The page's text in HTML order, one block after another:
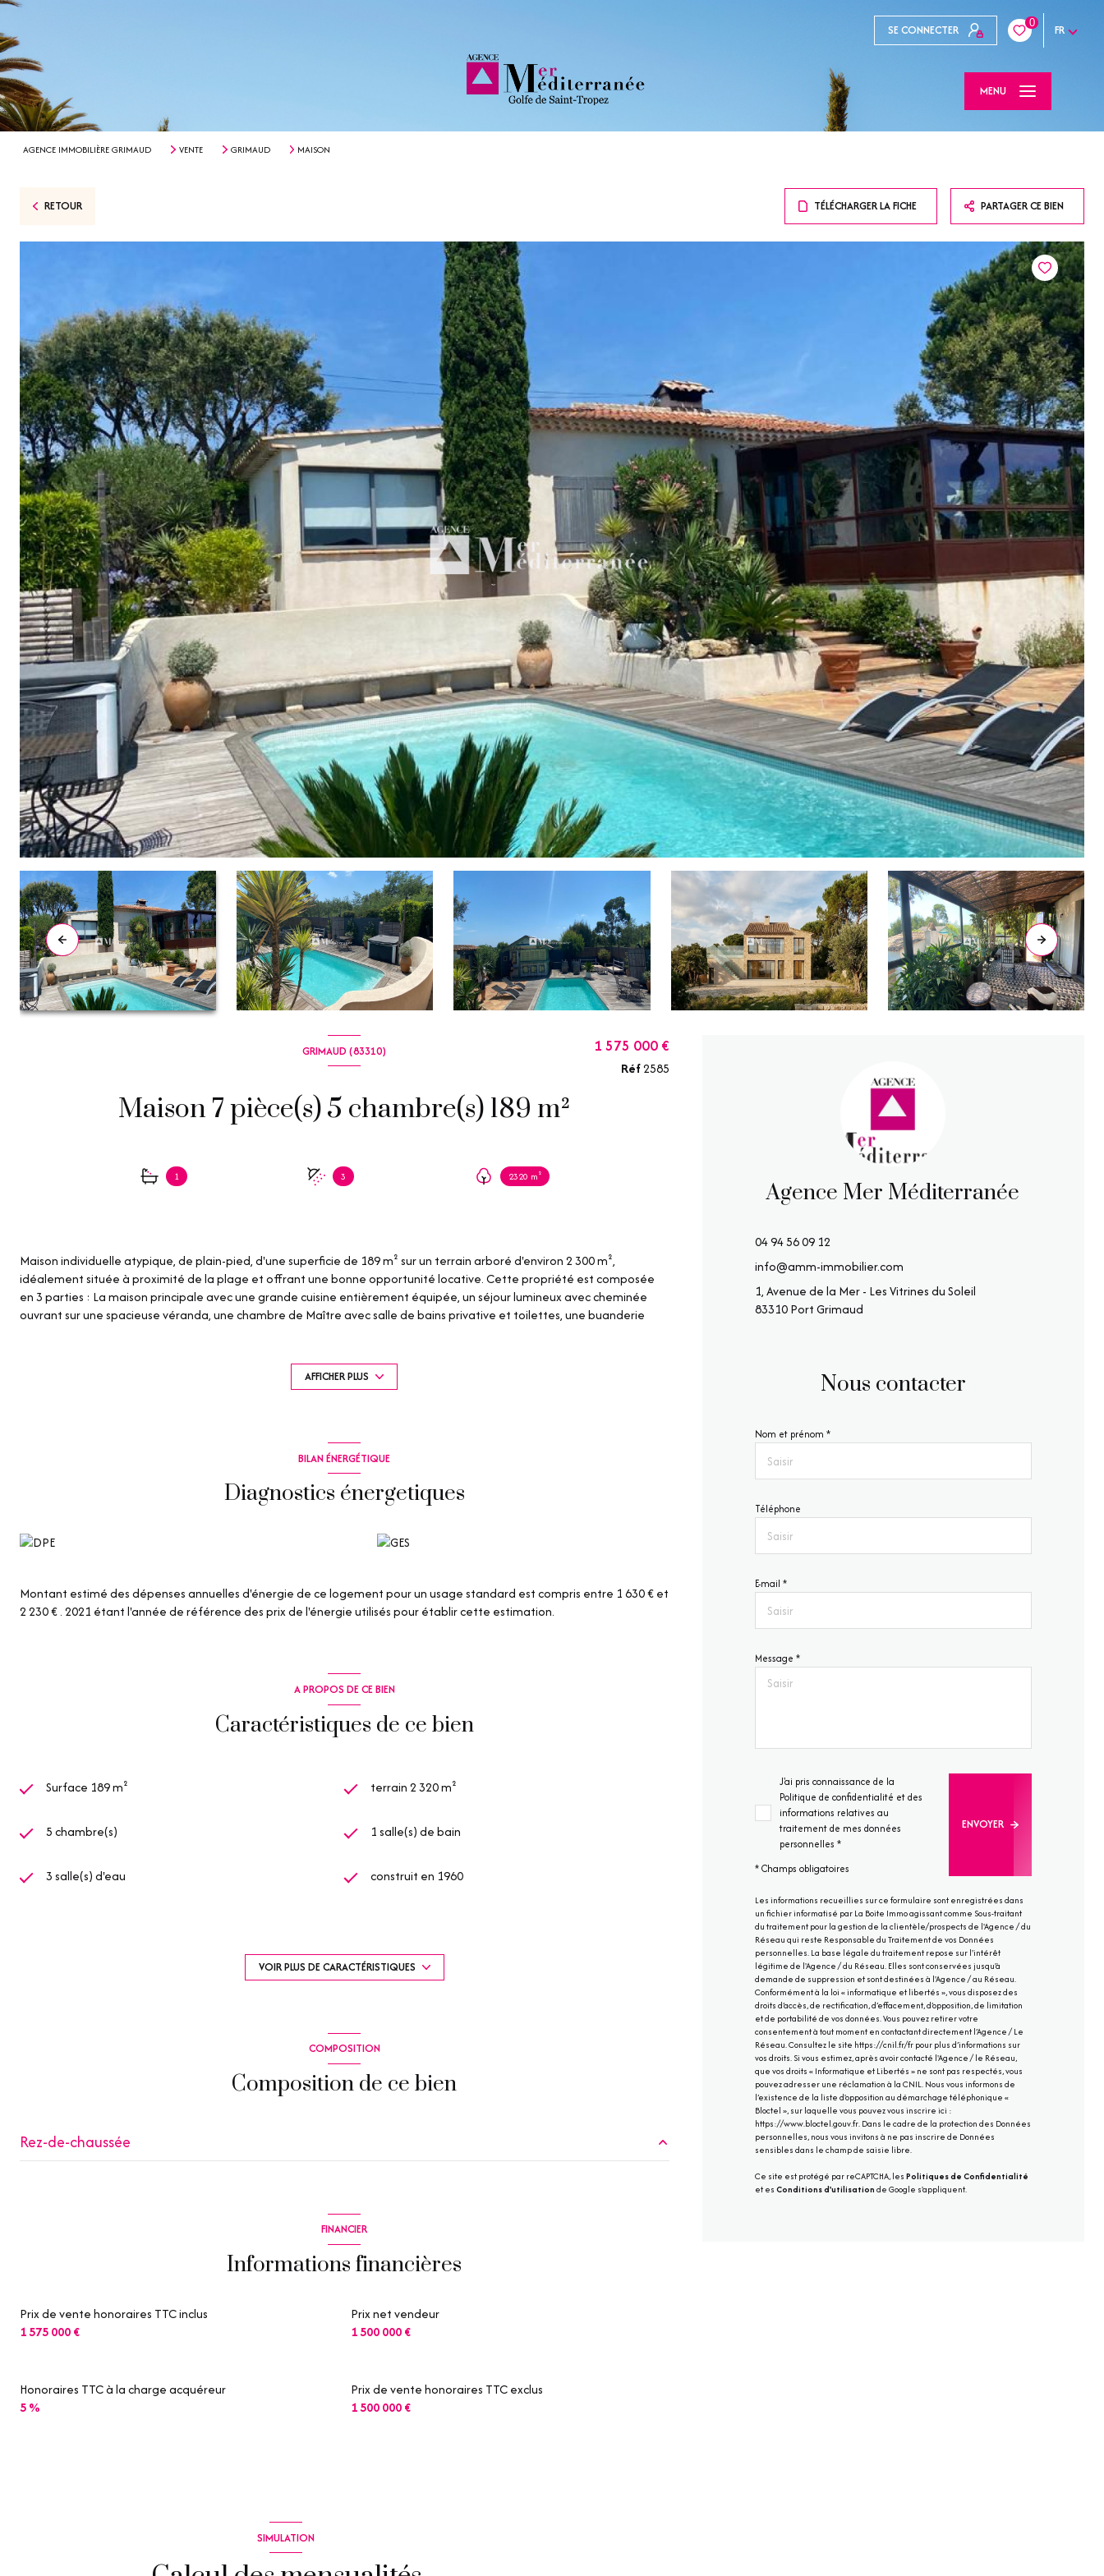
SE CONNECTER 0 FR
MENU
AGENCE IMMOBILIÈRE GRIMAUD VENTE GRIMAUD MAISON
RETOUR TÉLÉCHARGER LA FICHE PARTAGER CE BIEN
GRIMAUD (83310)
Maison 7 pièce(s) 5 chambre(s) 189 m²
1 3 2320 m²
1 575 000 €
Réf2585
Maison individuelle atypique, de plain-pied, d'une superficie de 189 m² sur un terrain arboré d'environ 2 300 m²,
idéalement située à proximité de la plage et offrant une bonne opportunité locative. Cette propriété est composée
en 3 parties : La maison principale avec une grande cuisine entièrement équipée, un séjour lumineux avec cheminée
ouvrant sur une spacieuse véranda, une chambre de Maître avec salle de bains privative et toilettes, une buanderie
des garages. La batisse principale peut bénéficier d'une agrandissement d'un 1er étage d'environ 130m² environ ainsi
qu d'une terrasse. La surface totale serait donc d'environ 320m².
15m² et 55 m², un potager, une cave et un forage complètent les nombreuses commodités offertes par cette
propriété. Équipée d'un portail électrique et d'un système de vidéo surveillance, cette maison assure votre tranquillité
Les informations sur les risques auxquels ce bien est exposé sont disponibles sur le site Géorisques :
Les informations sur les risques auxquels ce bien est exposé sont disponibles sur le site
AFFICHER PLUS
BILAN ÉNERGÉTIQUE
Diagnostics énergetiques
Montant estimé des dépenses annuelles d'énergie de ce logement pour un usage standard est compris entre 1 630 € et
2 230 € . 2021 étant l'année de référence des prix de l'énergie utilisés pour établir cette estimation.
A PROPOS DE CE BIEN
Caractéristiques de ce bien
Surface 189 m² terrain 2 320 m²
5 chambre(s) 1 salle(s) de bain
3 salle(s) d'eau construit en 1960
2 parking(s)
visiophone
VOIR PLUS DE CARACTÉRISTIQUES
COMPOSITION
Composition de ce bien
Rez-de-chaussée
salon/sejour
FINANCIER
Informations financières
Prix de vente honoraires TTC inclus
1 575 000 €
Prix net vendeur
1 500 000 €
Prix de vente honoraires TTC exclus
1 500 000 €
Honoraires TTC à la charge acquéreur
5 %
Agence Mer Méditerranée
04 94 56 09 12
info@amm-immobilier.com
1, Avenue de la Mer - Les Vitrines du Soleil
83310 Port Grimaud
Nous contacter
Nom et prénom *
Téléphone
E-mail *
Message *
J'ai pris connaissance de la
Politique de confidentialité et des
informations relatives au
traitement de mes données
personnelles *
* Champs obligatoires
ENVOYER
Les informations recueillies sur ce formulaire sont enregistrées dans
un fichier informatisé par La Boite Immo agissant comme Sous-traitant
du traitement pour la gestion de la clientèle/prospects de l'Agence / du
Réseau qui reste Responsable du Traitement de vos Données
personnelles. La base légale du traitement repose sur l'intérêt
légitime de l'Agence / du Réseau. Elles sont conservées jusqu'à
demande de suppression et sont destinées à l'Agence / au Réseau.
Conformément à la loi « informatique et libertés », vous disposez des
droits d’accès, de rectification, d’effacement, d’opposition, de limitation
et de portabilité de vos données. Vous pouvez retirer votre
consentement à tout moment en contactant directement l’Agence / Le
Réseau. Consultez le site https://cnil.fr/frpour plus d’informations sur
vos droits. Si vous estimez, après avoir contacté l'Agence / le Réseau,
que vos droits « Informatique et Libertés » ne sont pas respectés, vous
pouvez adresser une réclamation à la CNIL. Nous vous informons de
l’existence de la liste d'opposition au démarchage téléphonique «
Bloctel », sur laquelle vous pouvez vous inscrire ici :
https://www.bloctel.gouv.fr. Dans le cadre de la protection des Données
personnelles, nous vous invitons à ne pas inscrire de Données
sensibles dans le champ de saisie libre.
Ce site est protégé par reCAPTCHA, les Politiques de Confidentialité
et es Conditions d'utilisation de Google s'appliquent.
SIMULATION